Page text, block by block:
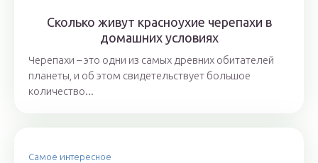
Сколько живут красноухие черепахи в
домашних условиях
Черепахи – это одни из самых древних обитателей
планеты, и об этом свидетельствует большое
количество...
Самое интересное